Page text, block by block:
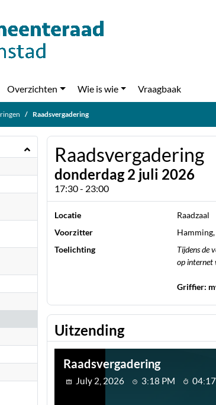
Overzichten Wie is wie Vraagbaak
Raadsvergadering
Raadsvergadering
donderdag 2 juli 2026
17:30 - 23:00
Locatie
Raadzaal
Voorzitter
Hamming,
Toelichting
Tijdens de
op internet
Griffier:
Uitzending